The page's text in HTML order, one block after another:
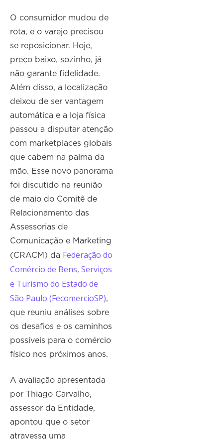
O consumidor mudou de
rota, e o varejo precisou
se reposicionar. Hoje,
preço baixo, sozinho, já
não garante fidelidade.
Além disso, a localização
deixou de ser vantagem
automática e a loja física
passou a disputar atenção
com marketplaces globais
que cabem na palma da
mão. Esse novo panorama
foi discutido na reunião
de maio do Comitê de
Relacionamento das
Assessorias de
Comunicação e Marketing
(CRACM) da Federação do
Comércio de Bens, Serviços
e Turismo do Estado de
São Paulo (FecomercioSP),
que reuniu análises sobre
os desafios e os caminhos
possíveis para o comércio
físico nos próximos anos.
A avaliação apresentada
por Thiago Carvalho,
assessor da Entidade,
apontou que o setor
atravessa uma